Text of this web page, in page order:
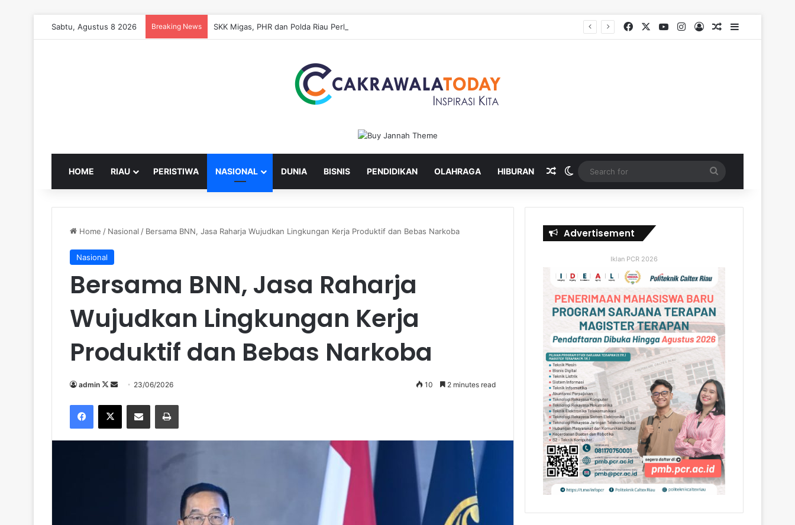
Sabtu, Agustus 8 2026 Breaking News FacebookYouTubeInstagram
Log InRandom Article
Sidebar
HOME RIAU PERISTIWA NASIONAL DUNIA BISNIS PENDIDIKAN OLAHRAGA HIBURAN Random Article
Switch skin
for
Home / Nasional / Bersama BNN, Jasa Raharja Wujudkan Lingkungan Kerja Produktif dan Bebas Narkoba
Nasional
Bersama BNN, Jasa Raharja
Wujudkan Lingkungan Kerja
Produktif dan Bebas Narkoba
admin
Follow
X
Send
email
23/06/2026 10 2 minutes read
Facebook
X Share via Email Print
Advertisement
Iklan PCR 2026